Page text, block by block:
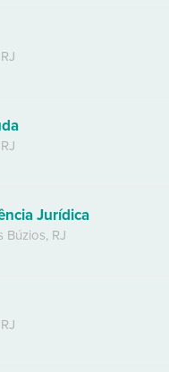
RJ
RJ
Jurídica
Búzios, RJ
RJ